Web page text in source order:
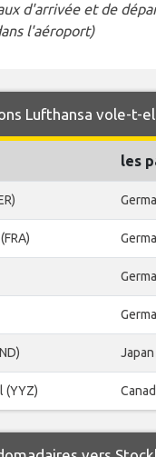
d'arrivée et de
l'aéroport)
Lufthansa vole-t-
les
Japan
(YYZ)